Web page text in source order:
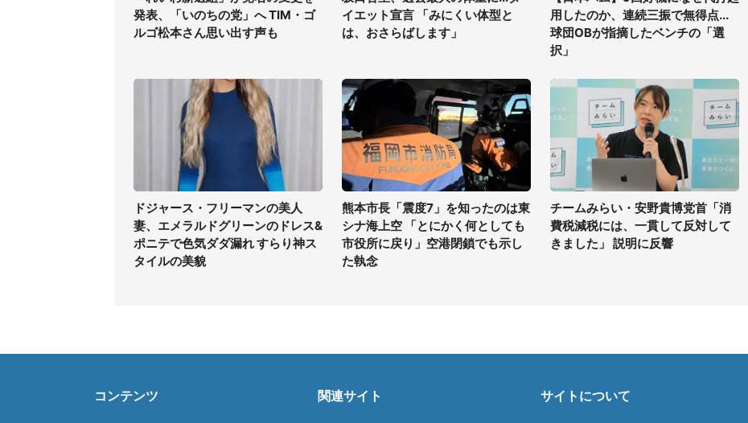
発表、「いのちの党」へ TIM・ゴ
ルゴ松本さん思い出す声も
イエット宣言 「みにくい体型と
は、おさらばします」
用したのか、連続三振で無得点...
球団OBが指摘したベンチの「選
択」
ドジャース・フリーマンの美人
妻、エメラルドグリーンのドレス&
ポニテで色気ダダ漏れ すらり神ス
タイルの美貌
熊本市長「震度7」を知ったのは東
シナ海上空 「とにかく何としても
市役所に戻り」空港閉鎖でも示し
た執念
チームみらい・安野貴博党首「消
費税減税には、一貫して反対して
きました」 説明に反響
コンテンツ 関連サイト サイトについて